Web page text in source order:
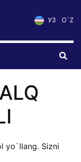
УЗ O`Z
yo`llang. Sizni